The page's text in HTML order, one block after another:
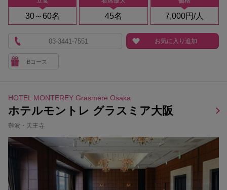
30～60名 45名 7,000円/人
Bコース
03-3441-7551 お気に入り追加
HOTEL MONTEREY Grasmere Osaka
ホテルモントレ グラスミア大阪
難波・天王寺